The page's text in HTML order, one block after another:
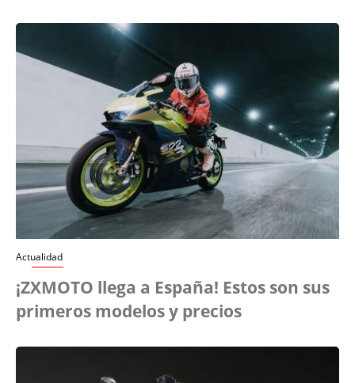
Actualidad
¡ZXMOTO llega a España! Estos son sus
primeros modelos y precios